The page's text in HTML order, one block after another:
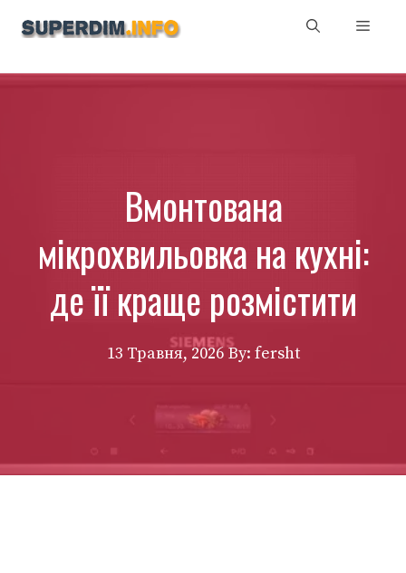
Вмонтована
мікрохвильовка на кухні:
де її краще розмістити
13 Травня, 2026 By: fersht